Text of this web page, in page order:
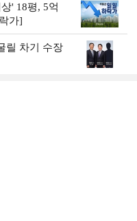
' 18평, 5억
가]
릴 차기 수장